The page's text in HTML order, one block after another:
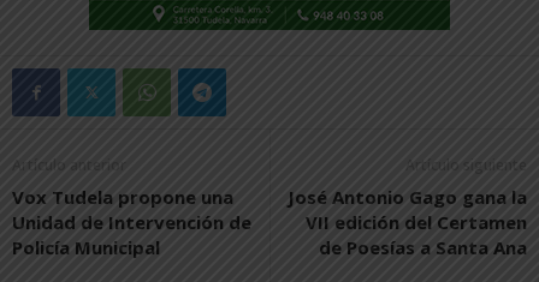
Artículo anterior
Vox Tudela propone una
Unidad de Intervención de
Policía Municipal
Artículo siguiente
José Antonio Gago gana la
VII edición del Certamen
de Poesías a Santa Ana